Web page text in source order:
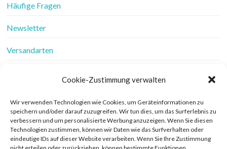
Cookie-Zustimmung verwalten
Wir verwenden Technologien wie Cookies, um Geräteinformationen zu
speichern und/oder darauf zuzugreifen. Wir tun dies, um das Surferlebnis zu
verbessern und um personalisierte Werbung anzuzeigen. Wenn Sie diesen
Technologien zustimmen, können wir Daten wie das Surfverhalten oder
eindeutige IDs auf dieser Website verarbeiten. Wenn Sie Ihre Zustimmung
Häufige Fragen
Newsletter
Versandarten
Werbung
Widerrufsbelehrung